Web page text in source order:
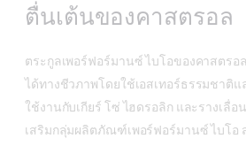
ตื่นเต้นของคาสตรอล
ตระกูลเพอร์ฟอร์มานซ์ ไบโอของคาสตร
ได้ทางชีวภาพโดยใช้เอสเทอร์ธรรมชาติแ
ใช้งานกับเกียร์ โซ่ ไฮดรอลิก และรางเลื่อ
เสริมกลุ่มผลิตภัณฑ์เพอร์ฟอร์มานซ์ ไบโอ